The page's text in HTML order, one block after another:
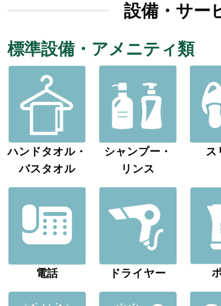
設備・サー
標準設備・アメニティ類
ハンドタオル・
バスタオル
シャンプー・
リンス
ス
電話 ドライヤー